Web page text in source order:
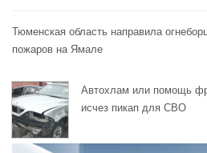
Тюменская область направила
пожаров на Ямале
Автохлам или помощь
исчез пикап для СВО